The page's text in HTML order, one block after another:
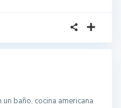
baño, cocina americana